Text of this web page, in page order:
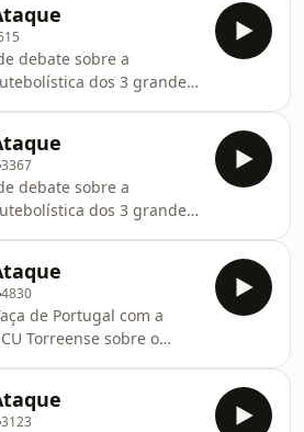
debate sobre a
dos 3 grandes
Guedes, João Gobern e
listener for privacy
3367
debate sobre a
dos 3 grandes
João Gobern e Nuno
listener for privacy
4830
de Portugal com a
Torreense sobre o
3123